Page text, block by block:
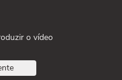
o vídeo